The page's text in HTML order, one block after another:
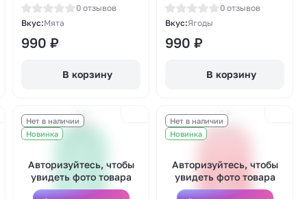
Мята (Clear)0 отзывов
Вкус:Мята
990₽
В корзину
Mix)
0 отзывов
Вкус:Ягоды
990₽
В корзину
Нет в наличии
Новинка
Авторизуйтесь, чтобы
увидеть фото товара
Нет в наличии
Новинка
Авторизуйтесь, чтобы
увидеть фото товара